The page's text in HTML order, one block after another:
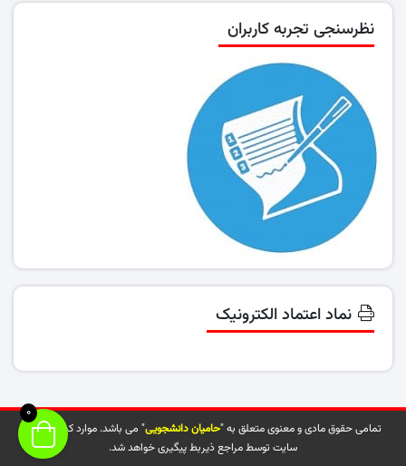
نظرسنجی تجربه کاربران
نماد اعتماد الکترونیک
تمامی حقوق مادی و معنوی متعلق به "حامیان دانشجویی" می باشد. موارد کپی شده از
سایت توسط مراجع ذیربط پیگیری خواهد شد.
0